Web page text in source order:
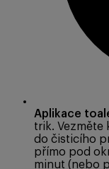
Aplikace
trik. Vezměte
do čisticího
přímo pod
minut (nebo